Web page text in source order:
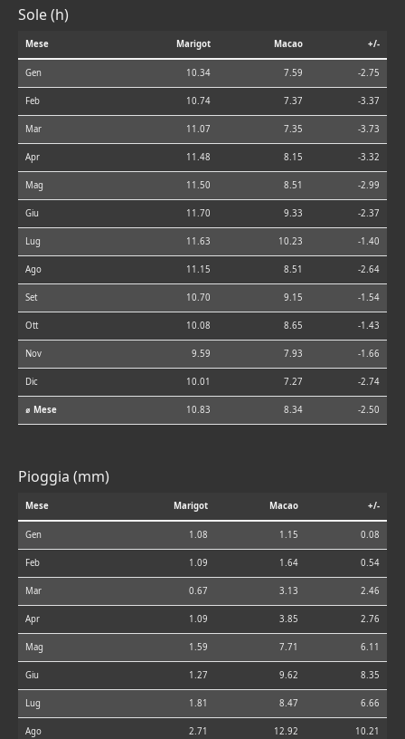
Sole (h)
Mese Marigot Macao +/-
Gen 10.34 7.59 -2.75
Feb 10.74 7.37 -3.37
Mar 11.07 7.35 -3.73
Apr 11.48 8.15 -3.32
Mag 11.50 8.51 -2.99
Giu 11.70 9.33 -2.37
Lug 11.63 10.23 -1.40
Ago 11.15 8.51 -2.64
Set 10.70 9.15 -1.54
Ott 10.08 8.65 -1.43
Nov 9.59 7.93 -1.66
Dic 10.01 7.27 -2.74
⌀ Mese 10.83 8.34 -2.50
Pioggia (mm)
Mese Marigot Macao +/-
Gen 1.08 1.15 0.08
Feb 1.09 1.64 0.54
Mar 0.67 3.13 2.46
Apr 1.09 3.85 2.76
Mag 1.59 7.71 6.11
Giu 1.27 9.62 8.35
Lug 1.81 8.47 6.66
Ago 2.71 12.92 10.21